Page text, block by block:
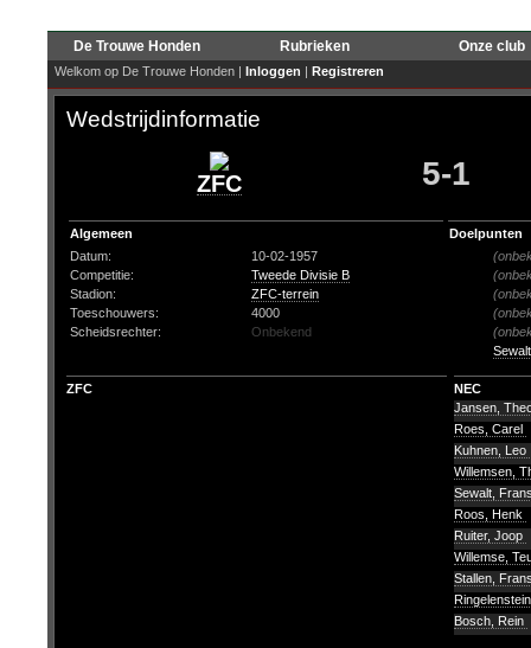
De Trouwe Honden Rubrieken Onze club
Welkom op De Trouwe Honden | Inloggen | Registreren
Wedstrijdinformatie
ZFC 5-1
Algemeen
Datum:
10-02-1957
Competitie:
Tweede Divisie B
Stadion:
ZFC-terrein
Toeschouwers:
4000
Scheidsrechter:
Onbekend
Doelpunten
ZFC
NEC
Jansen,
Roes, Carel
Kuhnen, Leo
Willemsen,
Sewalt,
Roos, Henk
Ruiter, Joop
Willemse,
Stallen,
Bosch, Rein